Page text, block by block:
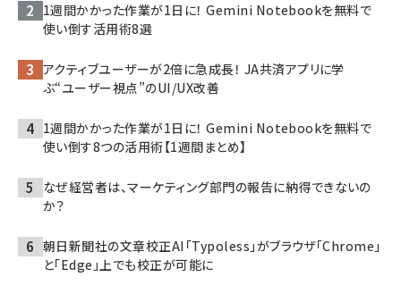
1週間かかった作業が1日に！ Gemini Notebookを無料で
使い倒す活用術8選
アクティブユーザーが2倍に急成長！ JA共済アプリに学
ぶ“ユーザー視点”のUI/UX改善
1週間かかった作業が1日に！ Gemini Notebookを無料で
使い倒す8つの活用術【1週間まとめ】
なぜ経営者は、マーケティング部門の報告に納得できないの
か？
朝日新聞社の文章校正AI「Typoless」がブラウザ「Chrome」
と「Edge」上でも校正が可能に